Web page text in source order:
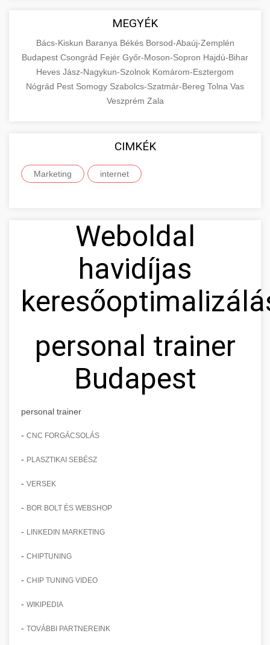
MEGYÉK
Bács-Kiskun Baranya Békés Borsod-Abaúj-Zemplén
Budapest Csongrád Fejér Győr-Moson-Sopron Hajdú-Bihar
Heves Jász-Nagykun-Szolnok Komárom-Esztergom
Nógrád Pest Somogy Szabolcs-Szatmár-Bereg Tolna Vas
Veszprém Zala
CIMKÉK
Marketing internet
Weboldal
havidíjas
personal trainer
Budapest
personal trainer
- CNC FORGÁCSOLÁS
- PLASZTIKAI SEBÉSZ
- VERSEK
- BOR BOLT ÉS WEBSHOP
- LINKEDIN MARKETING
- CHIPTUNING
- CHIP TUNING VIDEO
- WIKIPEDIA
- TOVÁBBI PARTNEREINK